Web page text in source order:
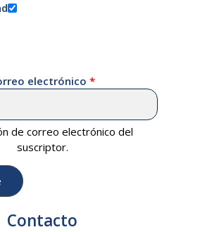
electrónico
de correo electrónico del
suscriptor.
Contacto